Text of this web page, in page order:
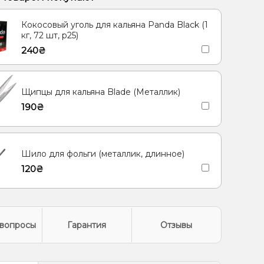
Мята
Ананас, Кокос, Ром
Огурец
Грейпфрут, Малина, Лимонад
Лайм, Черника/Голубика Дыня, Мята, Ягоды
Кокосовый уголь для кальяна Panda Black (1
кг, 72 шт, р25)
240₴
Щипцы для кальяна Blade (Металлик)
190₴
Шило для фольги (металлик, длинное)
120₴
Гарантия Отзывы